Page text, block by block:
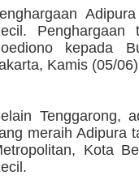
Penghargaan
kepada
Kamis (05/
Tenggarong,
meraih Adipura
Kota